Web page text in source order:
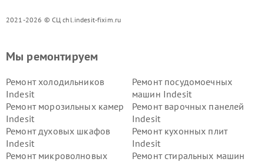
2021-2026 © СЦ chl.indesit-fixim.ru
Мы ремонтируем
Ремонт холодильников
Indesit
Ремонт посудомоечных
машин Indesit
Ремонт морозильных камер
Indesit
Ремонт варочных панелей
Indesit
Ремонт духовых шкафов
Indesit
Ремонт кухонных плит
Indesit
Ремонт микроволновых
Ремонт стиральных машин